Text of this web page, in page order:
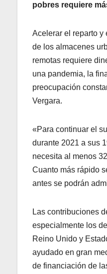
pobres requiere
Acelerar el reparto y
de los almacenes
remotas requiere
una pandemia, la
preocupación
Vergara.
«Para continuar el
durante 2021 a sus
necesita al menos
Cuanto más rápido
antes se podrán
Las contribuciones
especialmente los
Reino Unido y
ayudado en gran
de financiación de